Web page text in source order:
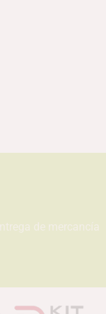
de mercancía